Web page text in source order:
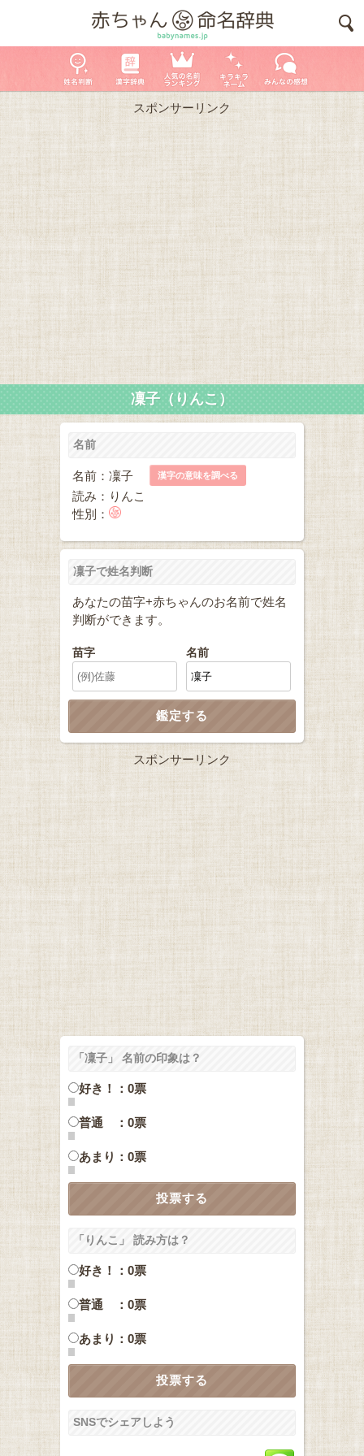
スポンサーリンク
凜子（りんこ）
名前
名前：凜子 漢字の意味を調べる
読み：りんこ
性別：
凜子で姓名判断
あなたの苗字+赤ちゃんのお名前で姓名
判断ができます。
苗字 名前
スポンサーリンク
「凜子」 名前の印象は？
好き！：0票
普通 ：0票
あまり：0票
「りんこ」 読み方は？
好き！：0票
普通 ：0票
あまり：0票
SNSでシェアしよう